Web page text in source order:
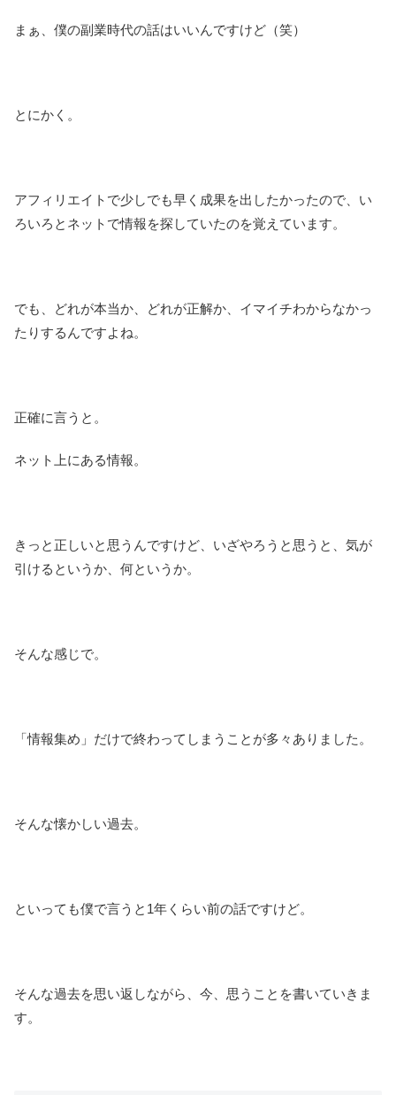
まぁ、僕の副業時代の話はいいんですけど（笑）
とにかく。
アフィリエイトで少しでも早く成果を出したかったので、い
ろいろとネットで情報を探していたのを覚えています。
でも、どれが本当か、どれが正解か、イマイチわからなかっ
たりするんですよね。
正確に言うと。
ネット上にある情報。
きっと正しいと思うんですけど、いざやろうと思うと、気が
引けるというか、何というか。
そんな感じで。
「情報集め」だけで終わってしまうことが多々ありました。
そんな懐かしい過去。
といっても僕で言うと1年くらい前の話ですけど。
そんな過去を思い返しながら、今、思うことを書いていきま
す。